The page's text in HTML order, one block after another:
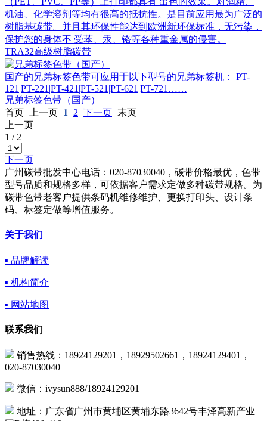
机油、化学溶剂等均有很高的抵抗性。是目前应用最为广泛的
树脂基碳带。并且其环保性能达到欧洲新环保标准，无污染，
保护您的身体不 受苯、汞、铬等各种重金属的侵害。
TRA32高级树脂碳带
国产的兄弟标签色带可应用于以下型号的兄弟标签机： PT-
121|PT-221|PT-421|PT-521|PT-621|PT-721……
兄弟标签色带（国产）
首页
上一页 1 2 下一页 末页
上一页
1 / 2
下一页
广州碳带批发中心电话：020-87030040，碳带价格最优，色带
型号品质和规格多样，可依据客户需求定做多种碳带规格。为
碳带色带老客户提供条码机维修维护、更换打印头、设计条
码、标签定做等增值服务。
关于我们
▪ 品牌解读
▪ 机构简介
▪ 网站地图
联系我们
销售热线：18924129201，18929502661，18924129401，
020-87030040
微信：ivysun888/18924129201
地址：广东省广州市黄埔区黄埔东路3642号丰泽高新产业